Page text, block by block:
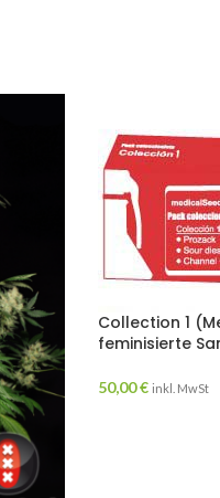
Collection 1
feminisierte
50,00€ inkl. MwSt